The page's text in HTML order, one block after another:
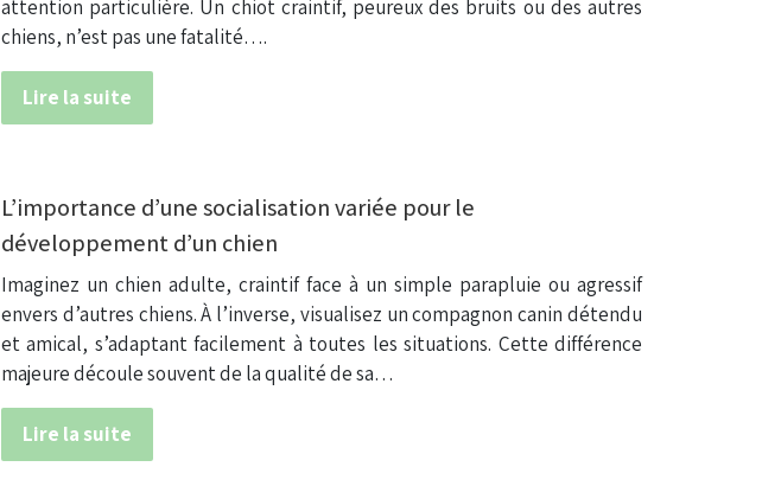
attention particulière. Un chiot craintif, peureux des bruits ou des autres
chiens, n’est pas une fatalité….
Lire la suite
L’importance d’une socialisation variée pour le
développement d’un chien
Imaginez un chien adulte, craintif face à un simple parapluie ou agressif
envers d’autres chiens. À l’inverse, visualisez un compagnon canin détendu
et amical, s’adaptant facilement à toutes les situations. Cette différence
majeure découle souvent de la qualité de sa…
Lire la suite